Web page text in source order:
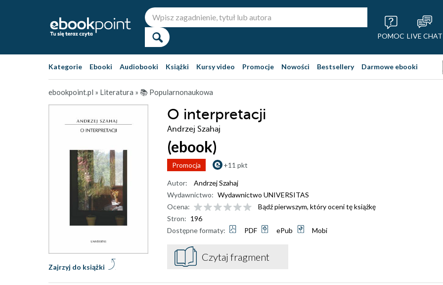
POMOC LIVE CHAT
Kategorie Ebooki Audiobooki Książki Kursy video Promocje Nowości Bestsellery Darmowe ebooki
ebookpoint.pl » Literatura » 📚 Popularnonaukowa
O interpretacji
Andrzej Szahaj
(ebook)
Promocja +11 pkt
Zajrzyj do książki
Autor:
Andrzej Szahaj
Wydawnictwo: Wydawnictwo UNIVERSITAS
Ocena:
Bądź pierwszym, który oceni tę książkę
Stron: 196
Dostępne formaty:
PDF ePub Mobi
Czytaj fragment